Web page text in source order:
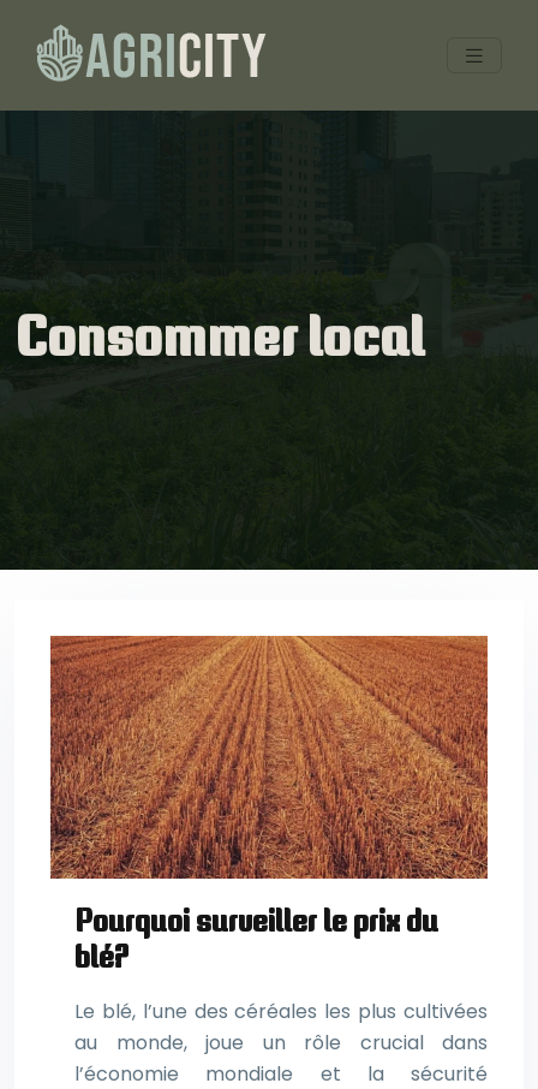
Consommer local
Pourquoi surveiller le prix du
blé?
Le blé, l’une des céréales les plus cultivées
au monde, joue un rôle crucial dans
l’économie mondiale et la sécurité